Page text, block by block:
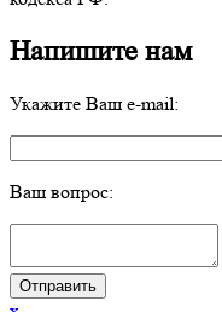
Напишите нам
Укажите Ваш e-mail:
Ваш вопрос: